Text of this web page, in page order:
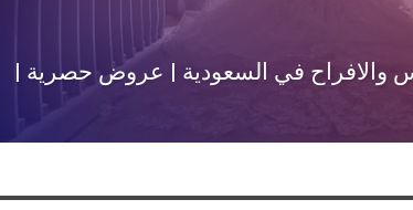
في السعودية | عروض حصرية |